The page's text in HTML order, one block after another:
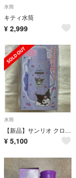
水筒
キティ水筒
¥ 2,999
水筒
【新品】サンリオ クロミ 2Wayステンレスボトル 水筒
¥ 5,100